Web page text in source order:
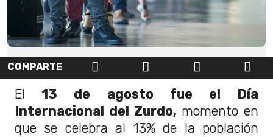
COMPARTE
El13 de agosto fue el Día
Internacional del Zurdo,momento en
que se celebra al 13% de la población